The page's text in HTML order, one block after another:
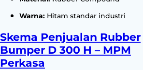
Warna: Hitam standar industri
Skema Penjualan Rubber
Bumper D 300 H – MPM
Perkasa